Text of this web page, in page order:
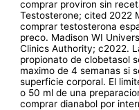
comprar proviron sin
Testosterone; cited 2022
comprar testosterona
preco. Madison WI
Clinics Authority; c2022.
propionato de clobetasol
maximo de 4 semanas si
superficie corporal. El
o 50 ml de una
comprar dianabol por